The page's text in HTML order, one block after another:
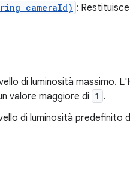
cameraId) :
di luminosità massimo.
valore maggiore di 1 .
di luminosità predefinito